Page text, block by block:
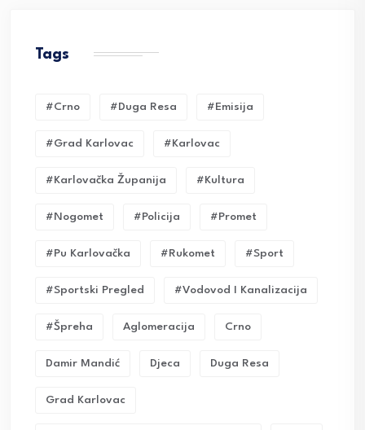
Tags
#crno #duga Resa #emisija
#grad Karlovac #karlovac
#karlovačka Županija #kultura
#nogomet #policija #promet
#pu Karlovačka #rukomet #sport
#sportski Pregled #vodovod I Kanalizacija
#Špreha Aglomeracija Crno
Damir Mandić Djeca Duga Resa
Grad Karlovac